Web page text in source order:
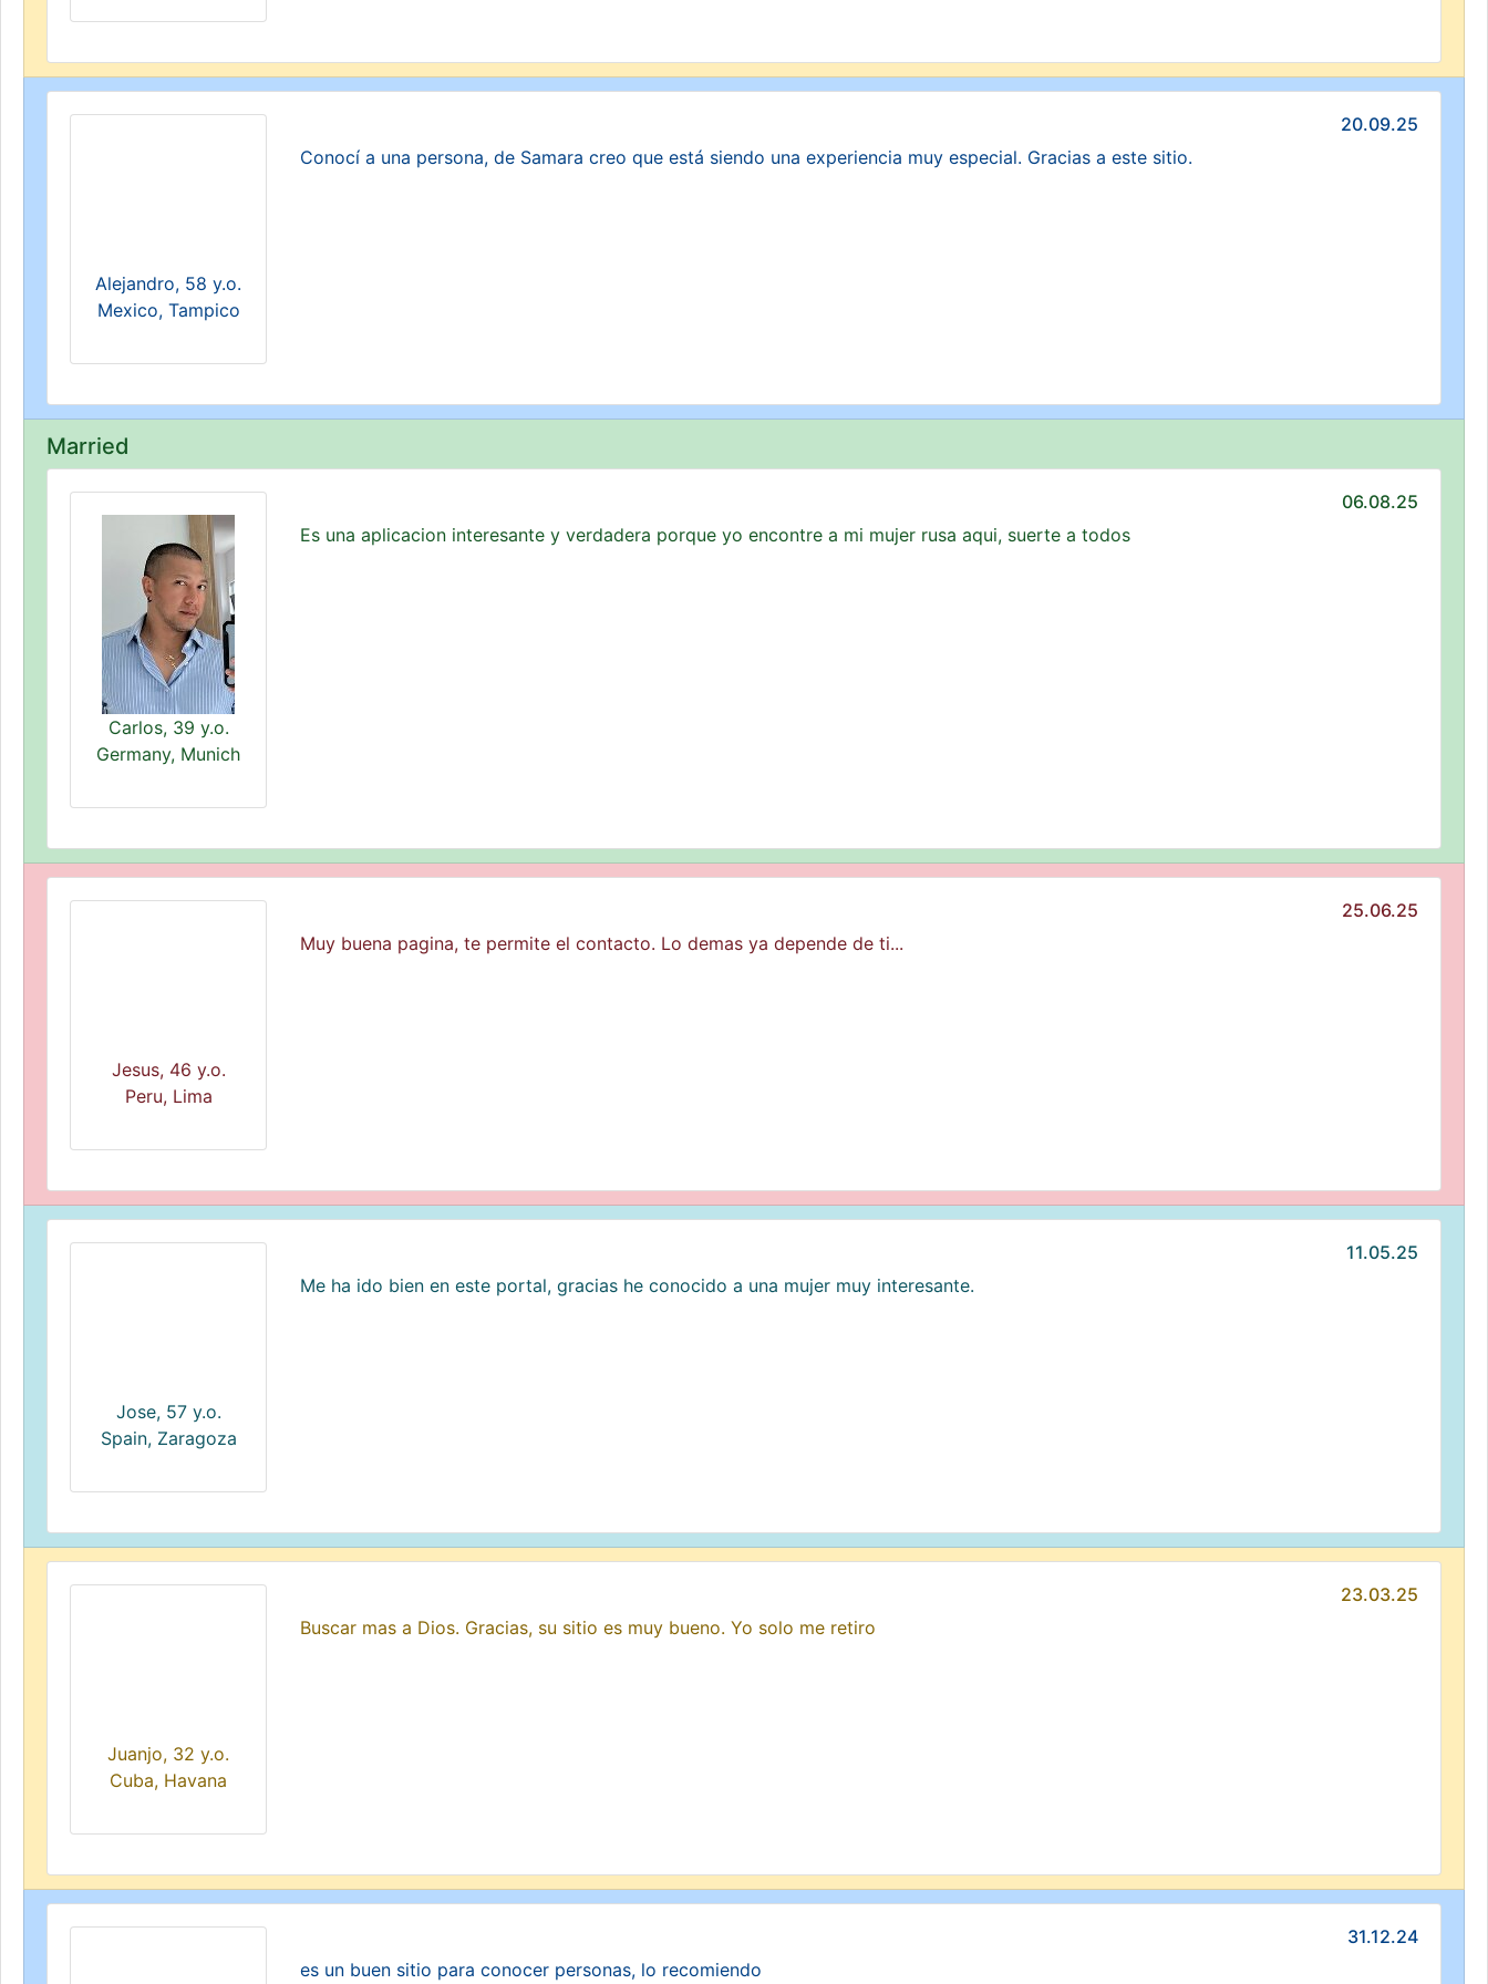
Alejandro, 58 y.o.
Mexico, Tampico
20.09.25
Conocí a una persona, de Samara creo que está siendo una experiencia muy especial. Gracias a este sitio.
Married
Carlos, 39 y.o.
Germany, Munich
06.08.25
Es una aplicacion interesante y verdadera porque yo encontre a mi mujer rusa aqui, suerte a todos
Jesus, 46 y.o.
Peru, Lima
25.06.25
Muy buena pagina, te permite el contacto. Lo demas ya depende de ti...
Jose, 57 y.o.
Spain, Zaragoza
11.05.25
Me ha ido bien en este portal, gracias he conocido a una mujer muy interesante.
Juanjo, 32 y.o.
Cuba, Havana
23.03.25
Buscar mas a Dios. Gracias, su sitio es muy bueno. Yo solo me retiro
31.12.24
es un buen sitio para conocer personas, lo recomiendo